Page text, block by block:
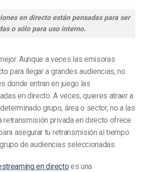
en directo están pensadas para ser
o sólo para uso interno.
Aunque a veces las emisoras
para llegar a grandes audiencias, no
donde entran en juego las
en directo. A veces, quieres atraer a
grupo, área o sector, no a las
retransmisión privada en directo ofrece
asegurar tu retransmisión al tiempo
de audiencias seleccionadas.
streaming en directo es una